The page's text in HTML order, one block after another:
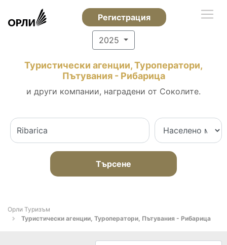
Регистрация
2025
Туристически агенции, Туроператори,
Пътувания - Рибарица
и други компании, наградени от Соколите.
Търсене
Орли Туризъм
Туристически агенции, Туроператори, Пътувания - Рибарица